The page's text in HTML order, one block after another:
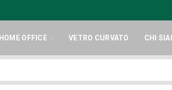
HOME OFFICE VETRO CURVATO CHI